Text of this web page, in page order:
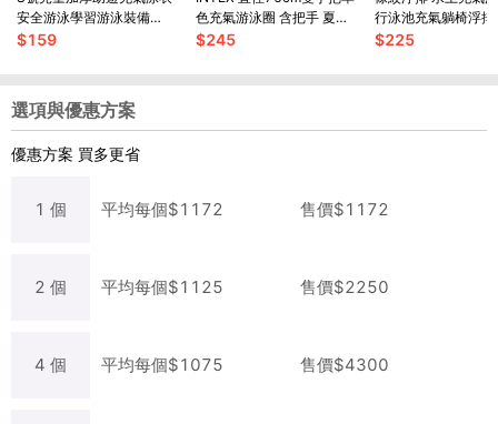
安全游泳學習游泳裝備
【SV6705】
$159
色充氣游泳圈 含把手 夏天
玩水 戲水(8+)
$245
行泳池充氣躺椅浮
浮排【SV61250】
$225
選項與優惠方案
優惠方案 買多更省
1 個 平均每個$1172 售價$1172
2 個 平均每個$1125 售價$2250
4 個 平均每個$1075 售價$4300